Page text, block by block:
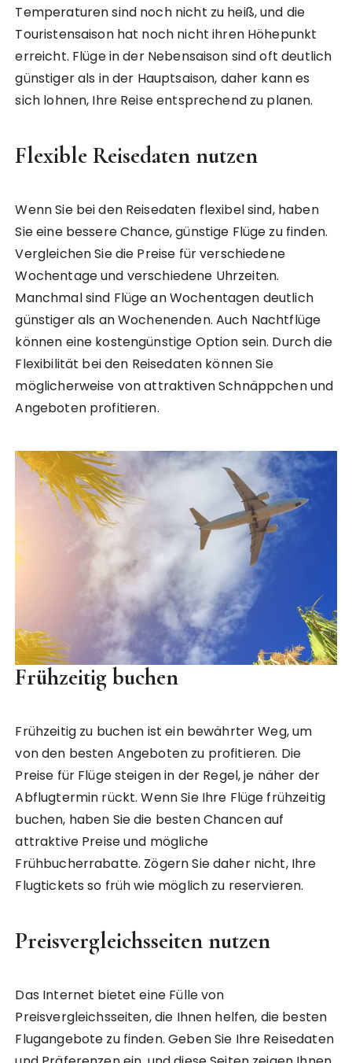
Temperaturen sind noch nicht zu heiß, und die
Touristensaison hat noch nicht ihren Höhepunkt
erreicht. Flüge in der Nebensaison sind oft deutlich
günstiger als in der Hauptsaison, daher kann es
sich lohnen, Ihre Reise entsprechend zu planen.
Flexible Reisedaten nutzen
Wenn Sie bei den Reisedaten flexibel sind, haben
Sie eine bessere Chance, günstige Flüge zu finden.
Vergleichen Sie die Preise für verschiedene
Wochentage und verschiedene Uhrzeiten.
Manchmal sind Flüge an Wochentagen deutlich
günstiger als an Wochenenden. Auch Nachtflüge
können eine kostengünstige Option sein. Durch die
Flexibilität bei den Reisedaten können Sie
möglicherweise von attraktiven Schnäppchen und
Angeboten profitieren.
Frühzeitig buchen
Frühzeitig zu buchen ist ein bewährter Weg, um
von den besten Angeboten zu profitieren. Die
Preise für Flüge steigen in der Regel, je näher der
Abflugtermin rückt. Wenn Sie Ihre Flüge frühzeitig
buchen, haben Sie die besten Chancen auf
attraktive Preise und mögliche
Frühbucherrabatte. Zögern Sie daher nicht, Ihre
Flugtickets so früh wie möglich zu reservieren.
Preisvergleichsseiten nutzen
Das Internet bietet eine Fülle von
Preisvergleichsseiten, die Ihnen helfen, die besten
Flugangebote zu finden. Geben Sie Ihre Reisedaten